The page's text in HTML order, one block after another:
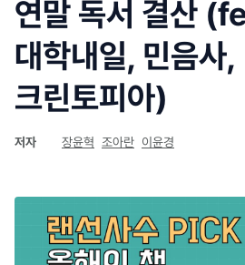
연말 독서 결산
대학내일, 민음사,
크린토피아)
저자 장윤혁 조아란 이윤경